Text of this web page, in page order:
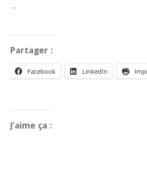
→
Partager :
Facebook LinkedIn
J’aime ça :